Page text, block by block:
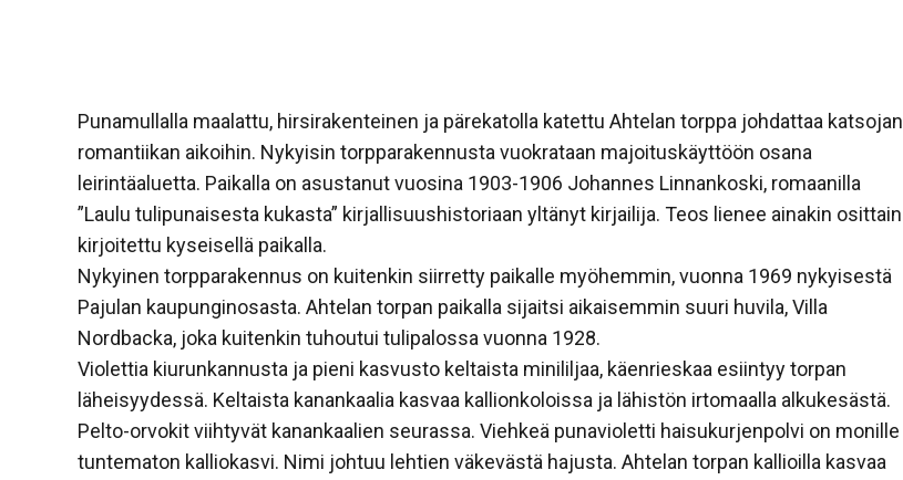
Punamullalla maalattu, hirsirakenteinen ja pärekatolla katettu Ahtelan torppa johdattaa katsojan
romantiikan aikoihin. Nykyisin torpparakennusta vuokrataan majoituskäyttöön osana
leirintäaluetta. Paikalla on asustanut vuosina 1903-1906 Johannes Linnankoski, romaanilla
”Laulu tulipunaisesta kukasta” kirjallisuushistoriaan yltänyt kirjailija. Teos lienee ainakin osittain
kirjoitettu kyseisellä paikalla.
Nykyinen torpparakennus on kuitenkin siirretty paikalle myöhemmin, vuonna 1969 nykyisestä
Pajulan kaupunginosasta. Ahtelan torpan paikalla sijaitsi aikaisemmin suuri huvila, Villa
Nordbacka, joka kuitenkin tuhoutui tulipalossa vuonna 1928.
Violettia kiurunkannusta ja pieni kasvusto keltaista minililjaa, käenrieskaa esiintyy torpan
läheisyydessä. Keltaista kanankaalia kasvaa kallionkoloissa ja lähistön irtomaalla alkukesästä.
Pelto-orvokit viihtyvät kanankaalien seurassa. Viehkeä punavioletti haisukurjenpolvi on monille
tuntematon kalliokasvi. Nimi johtuu lehtien väkevästä hajusta. Ahtelan torpan kallioilla kasvaa